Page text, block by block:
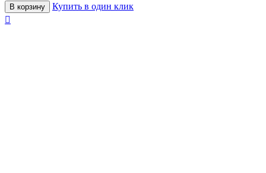
В корзину
Купить в один клик
